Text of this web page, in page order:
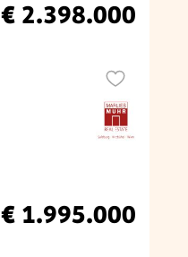
€ 2.398.000
€ 1.995.000